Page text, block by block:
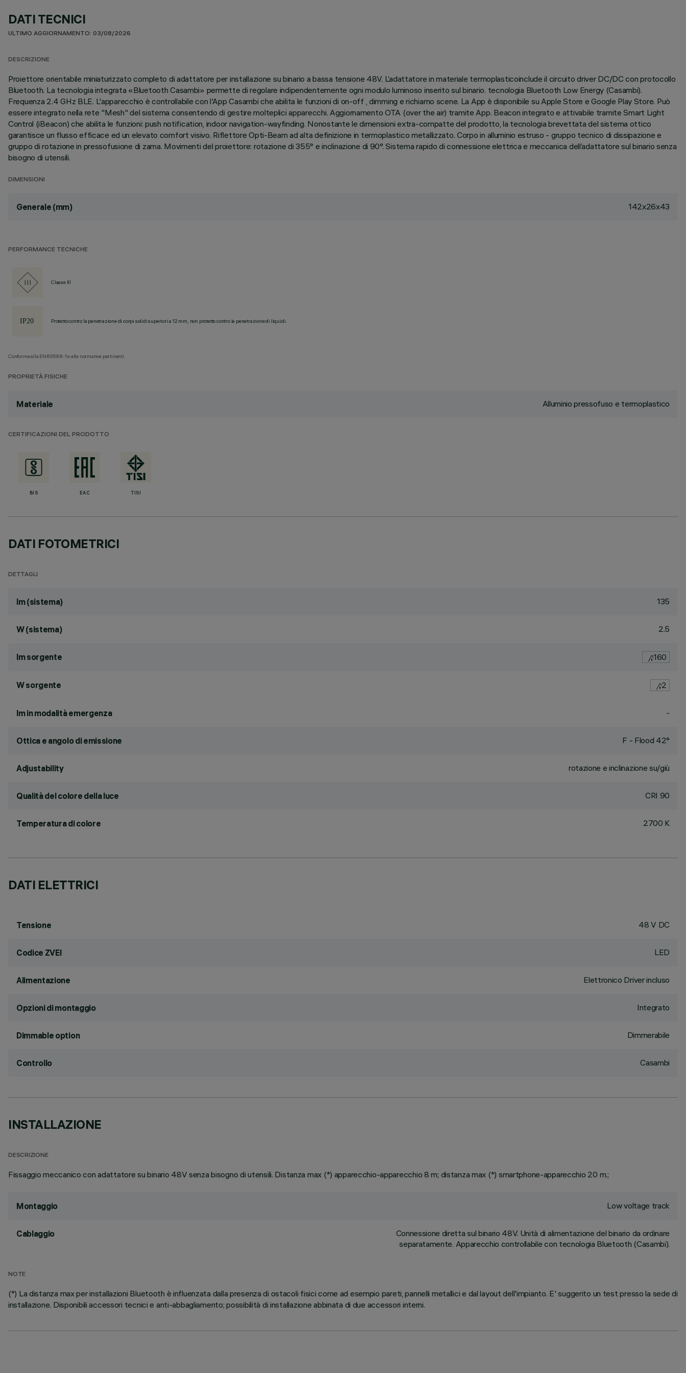
DATI TECNICI
ULTIMO AGGIORNAMENTO: 03/08/2026
DESCRIZIONE
Proiettore orientabile miniaturizzato completo di adattatore per installazione su binario a bassa tensione 48V. L’adattatore in materiale termoplasticoinclude il circuito driver DC/DC con protocollo
Bluetooth. La tecnologia integrata «Bluetooth Casambi» permette di regolare indipendentemente ogni modulo luminoso inserito sul binario. tecnologia Bluetooth Low Energy (Casambi).
Frequenza 2.4 GHz BLE. L'apparecchio è controllabile con l'App Casambi che abilita le funzioni di on-off , dimming e richiamo scene. La App è disponibile su Apple Store e Google Play Store. Può
essere integrato nella rete "Mesh" del sistema consentendo di gestire molteplici apparecchi. Aggiornamento OTA (over the air) tramite App. Beacon integrato e attivabile tramite Smart Light
Control (iBeacon) che abilita le funzioni: push notification, indoor navigation-wayfinding. Nonostante le dimensioni extra-compatte del prodotto, la tecnologia brevettata del sistema ottico
garantisce un flusso efficace ed un elevato comfort visivo. Riflettore Opti-Beam ad alta definizione in termoplastico metallizzato. Corpo in alluminio estruso - gruppo tecnico di dissipazione e
gruppo di rotazione in pressofusione di zama. Movimenti del proiettore: rotazione di 355° e inclinazione di 90°. Sistema rapido di connessione elettrica e meccanica dell’adattatore sul binario senza
bisogno di utensili.
DIMENSIONI
Generale (mm) 142x26x43
PERFORMANCE TECNICHE
Classe III
Protetto contro la penetrazione di corpi solidi superiori a 12 mm, non protetto contro la penetrazione di liquidi.
Conforme alla EN60598-1 e alle normative pertinenti.
PROPRIETÀ FISICHE
Materiale Alluminio pressofuso e termoplastico
CERTIFICAZIONI DEL PRODOTTO
BIS EAC TISI
DATI FOTOMETRICI
DETTAGLI
lm (sistema) 135
W (sistema) 2.5
lm sorgente 160
W sorgente 2
lm in modalità emergenza -
Ottica e angolo di emissione F - Flood 42°
Adjustability rotazione e inclinazione su/giù
Qualità del colore della luce CRI 90
Temperatura di colore 2700 K
DATI ELETTRICI
Tensione 48 V DC
Codice ZVEI LED
Alimentazione Elettronico Driver incluso
Opzioni di montaggio Integrato
Dimmable option Dimmerabile
Controllo Casambi
INSTALLAZIONE
DESCRIZIONE
Fissaggio meccanico con adattatore su binario 48V senza bisogno di utensili. Distanza max (*) apparecchio-apparecchio 8 m; distanza max (*) smartphone-apparecchio 20 m.;
Montaggio Low voltage track
Cablaggio
Connessione diretta sul binario 48V. Unità di alimentazione del binario da ordinare
separatamente. Apparecchio controllabile con tecnologia Bluetooth (Casambi).
NOTE
(*) La distanza max per installazioni Bluetooth è influenzata dalla presenza di ostacoli fisici come ad esempio pareti, pannelli metallici e dal layout dell'impianto. E' suggerito un test presso la sede di
installazione. Disponibili accessori tecnici e anti-abbagliamento; possibilità di installazione abbinata di due accessori interni.